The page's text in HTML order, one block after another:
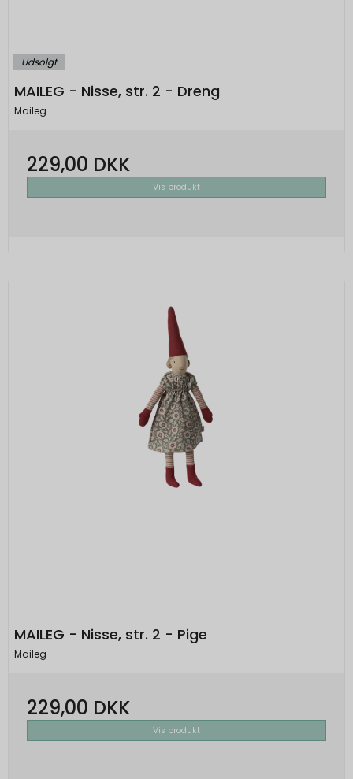
Udsolgt
MAILEG - Nisse, str. 2 - Dreng
Maileg
229,00 DKK
Vis produkt
MAILEG - Nisse, str. 2 - Pige
Maileg
229,00 DKK
Vis produkt